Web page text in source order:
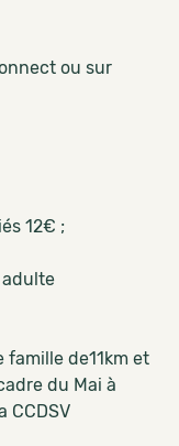
ou sur
12€ ;
adulte
de11km et
du Mai à
CCDSV